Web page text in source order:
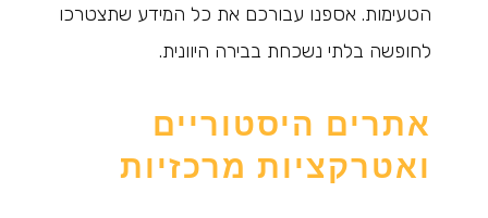
הטעימות. אספנו עבורכם את כל המידע שתצטרכו
לחופשה בלתי נשכחת בבירה היוונית.
אתרים היסטוריים
ואטרקציות מרכזיות